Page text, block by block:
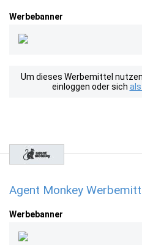
Werbebanner
Um dieses Werbemittel
einloggen oder sich
Agent Monkey
Werbebanner